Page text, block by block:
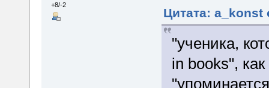
+8/-2
Цитата: a_konst
"ученика,
in books",